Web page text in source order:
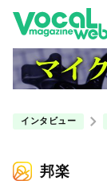
インタビュー
邦楽